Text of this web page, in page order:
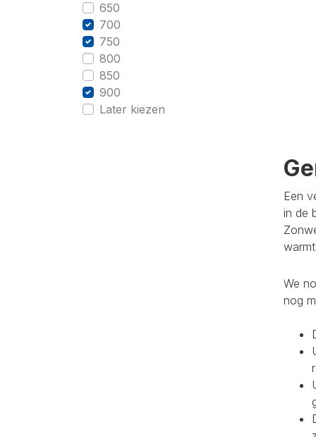
650
700
750
800
850
900
Later kiezen
Een
in de
We
nog